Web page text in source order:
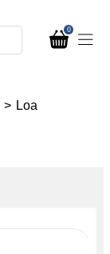
0
> Loa